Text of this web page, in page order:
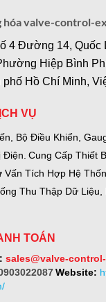
valve-control-
4 Đường 14, Quốc
Hiệp Bình
Hồ Chí Minh,
VỤ
Bộ Điều Khiển,
Điện. Cung Cấp Thiết
Vấn Tích Hợp Hệ
Thu Thập Dữ Liệu,
TOÁN
sales@valve-
Website: